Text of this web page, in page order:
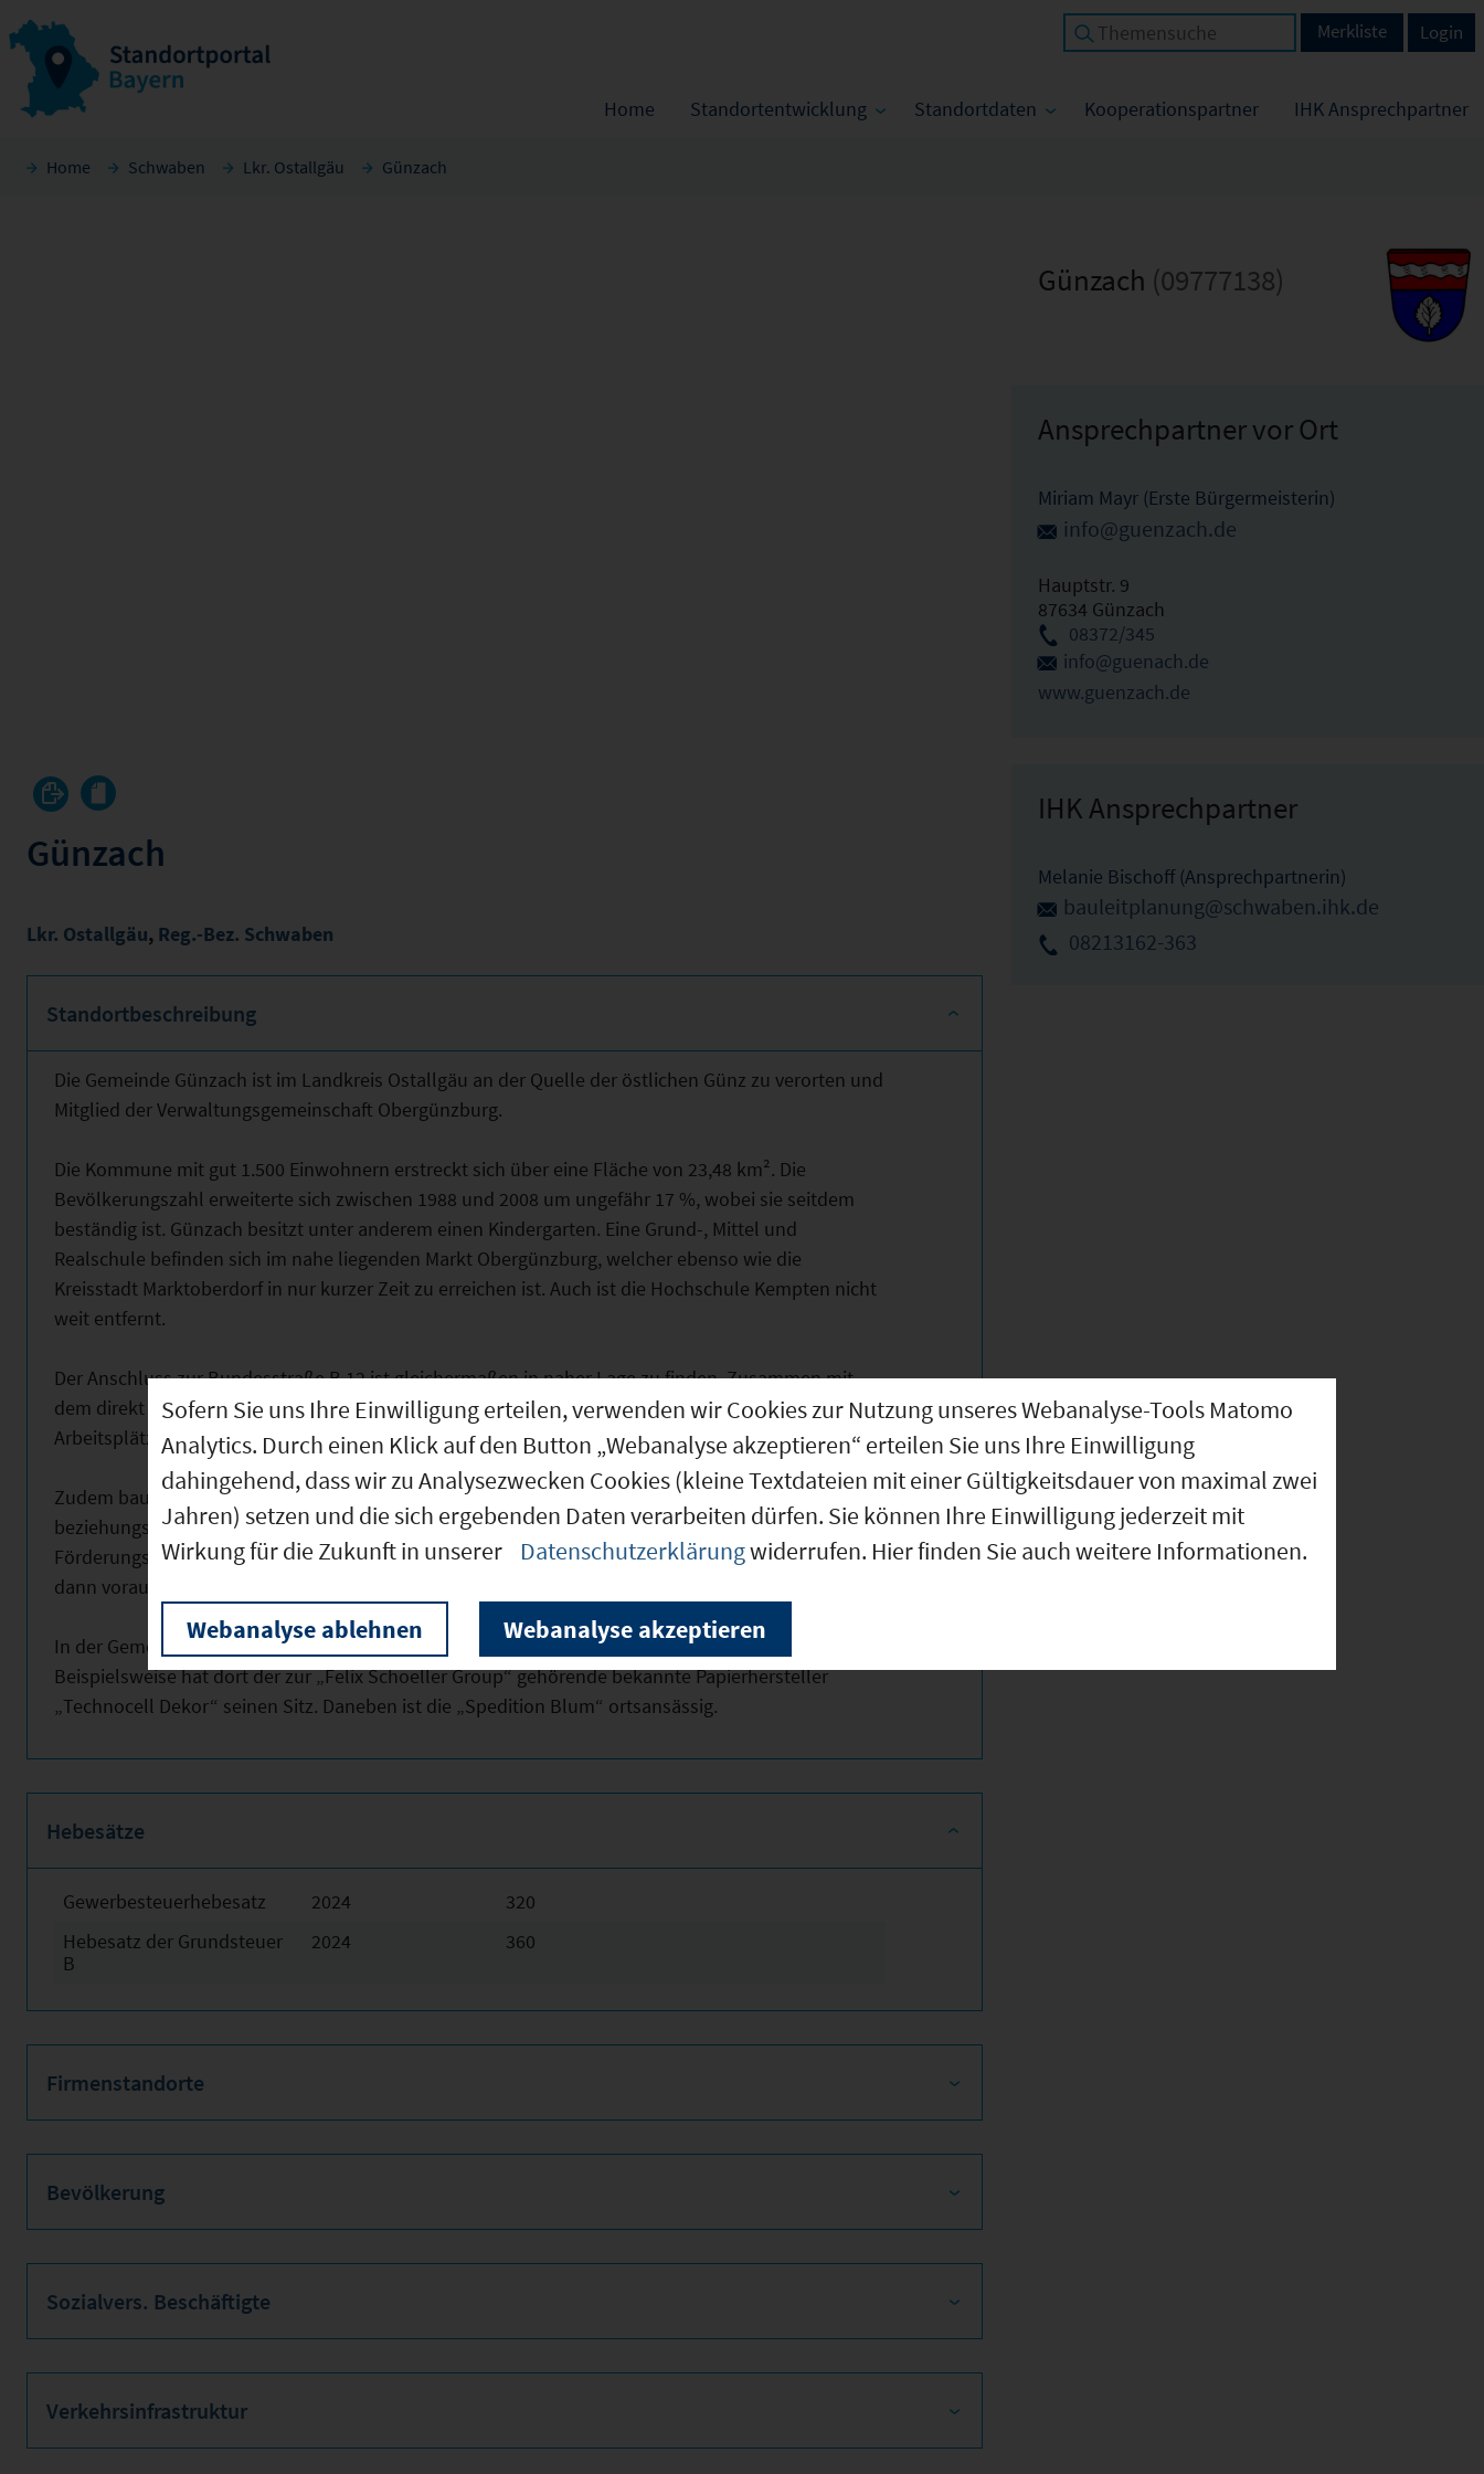
Home Standortentwicklung Standortdaten Kooperationspartner IHK Ansprechpartner
Login
Merkliste
Home Schwaben Lkr. Ostallgäu Günzach
Günzach
Lkr. Ostallgäu, Reg.-Bez. Schwaben
Standortbeschreibung
Die Gemeinde Günzach ist im Landkreis Ostallgäu an der Quelle der östlichen Günz zu verorten und
Mitglied der Verwaltungsgemeinschaft Obergünzburg.
Die Kommune mit gut 1.500 Einwohnern erstreckt sich über eine Fläche von 23,48 km². Die
Bevölkerungszahl erweiterte sich zwischen 1988 und 2008 um ungefähr 17 %, wobei sie seitdem
beständig ist. Günzach besitzt unter anderem einen Kindergarten. Eine Grund-, Mittel und
Realschule befinden sich im nahe liegenden Markt Obergünzburg, welcher ebenso wie die
Kreisstadt Marktoberdorf in nur kurzer Zeit zu erreichen ist. Auch ist die Hochschule Kempten nicht
weit entfernt.
Der Anschluss zur Bundesstraße B 12 ist gleichermaßen in naher Lage zu finden. Zusammen mit
dem direkt vor Ort liegenden Bahnhof wird die schnelle Erreichbarkeit von Schulen oder
Arbeitsplätzen ermöglicht.
Zudem baut Günzach seine Infrastruktur stetig aus. So wird bis 2018 auch der örtliche Auf-
beziehungsweise Ausbau von Internet-Hochgeschwindigkeitsnetzen im Rahmen des Breitband-
Förderungsprogramms des Freistaats Bayern abgeschlossen sein. Die Übertragungsraten werden
dann voraussichtlich flächendeckend mindestens 50 Mbit/s im Download betragen.
In der Gemeinde haben insbesondere Firmen aus dem produzierenden Gewerbe ihren Standort.
Beispielsweise hat dort der zur „Felix Schoeller Group“ gehörende bekannte Papierhersteller
„Technocell Dekor“ seinen Sitz. Daneben ist die „Spedition Blum“ ortsansässig.
Hebesätze
Gewerbesteuerhebesatz 2024
320
Hebesatz der Grundsteuer
B
2024 360
Firmenstandorte
Bevölkerung
Sozialvers. Beschäftigte
Verkehrsinfrastruktur
Günzach (09777138)
Ansprechpartner vor Ort
Miriam Mayr (Erste Bürgermeisterin)
info@guenzach.de
Hauptstr. 9
87634 Günzach
08372/345
info@guenach.de
www.guenzach.de
IHK Ansprechpartner
Melanie Bischoff (Ansprechpartnerin)
bauleitplanung@schwaben.ihk.de
08213162-363
Sofern Sie uns Ihre Einwilligung erteilen, verwenden wir Cookies zur Nutzung unseres Webanalyse-Tools Matomo
Analytics. Durch einen Klick auf den Button „Webanalyse akzeptieren“ erteilen Sie uns Ihre Einwilligung
dahingehend, dass wir zu Analysezwecken Cookies (kleine Textdateien mit einer Gültigkeitsdauer von maximal zwei
Jahren) setzen und die sich ergebenden Daten verarbeiten dürfen. Sie können Ihre Einwilligung jederzeit mit
Wirkung für die Zukunft in unserer
Datenschutzerklärungwiderrufen. Hier finden Sie auch weitere Informationen.
Webanalyse ablehnen Webanalyse akzeptieren